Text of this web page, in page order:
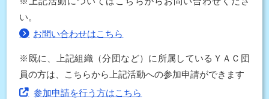
い。
お問い合わせはこちら
※既に、上記組織（分団など）に所属しているＹＡＣ団
員の方は、こちらから上記活動への参加申請ができます
参加申請を行う方はこちら